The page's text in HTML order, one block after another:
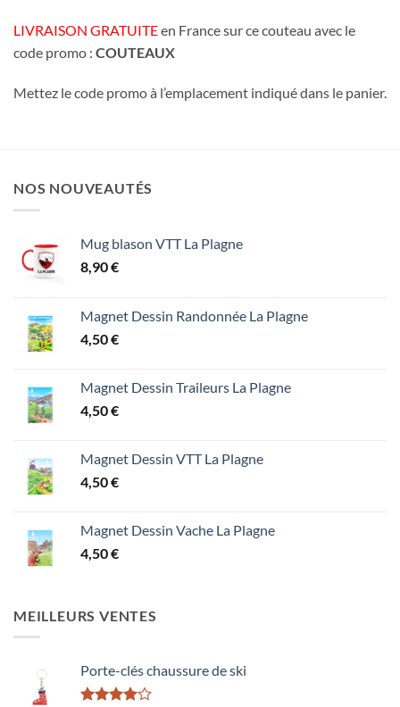
LIVRAISON GRATUITEen France sur ce couteau avec le
code promo : COUTEAUX
Mettez le code promo à l’emplacement indiqué dans le panier.
NOS NOUVEAUTÉS
Mug blason VTT La Plagne
8,90€
Magnet Dessin Randonnée La Plagne
4,50€
Magnet Dessin Traileurs La Plagne
4,50€
Magnet Dessin VTT La Plagne
4,50€
Magnet Dessin Vache La Plagne
4,50€
MEILLEURS VENTES
Porte-clés chaussure de ski